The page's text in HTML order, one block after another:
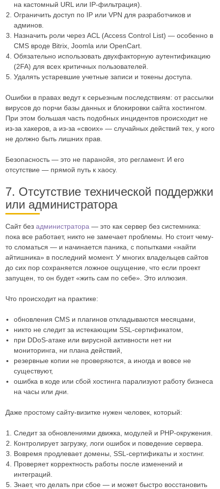
на кастомный URL или IP-фильтрация).
Ограничить доступ по IP или VPN для разработчиков и
админов.
Назначить роли через ACL (Access Control List) — особенно в
CMS вроде Bitrix, Joomla или OpenCart.
Обязательно использовать двухфакторную аутентификацию
(2FA) для всех критичных пользователей.
Удалять устаревшие учетные записи и токены доступа.
Ошибки в правах ведут к серьезным последствиям: от рассылки
вирусов до порчи базы данных и блокировки сайта хостингом.
При этом большая часть подобных инцидентов происходит не
из-за хакеров, а из-за «своих» — случайных действий тех, у кого
не должно быть лишних прав.
Безопасность — это не паранойя, это регламент. И его
отсутствие — прямой путь к хаосу.
7. Отсутствие технической поддержки
или администратора
Сайт без администратора — это как сервер без системника:
пока все работает, никто не замечает проблемы. Но стоит чему-
то сломаться — и начинается паника, с попытками «найти
айтишника» в последний момент. У многих владельцев сайтов
до сих пор сохраняется ложное ощущение, что если проект
запущен, то он будет «жить сам по себе». Это иллюзия.
Что происходит на практике:
обновления CMS и плагинов откладываются месяцами,
никто не следит за истекающим SSL-сертификатом,
при DDoS-атаке или вирусной активности нет ни
мониторинга, ни плана действий,
резервные копии не проверяются, а иногда и вовсе не
существуют,
ошибка в коде или сбой хостинга парализуют работу бизнеса
на часы или дни.
Даже простому сайту-визитке нужен человек, который:
Следит за обновлениями движка, модулей и PHP-окружения.
Контролирует загрузку, логи ошибок и поведение сервера.
Вовремя продлевает домены, SSL-сертификаты и хостинг.
Проверяет корректность работы после изменений и
интеграций.
Знает, что делать при сбое — и может быстро восстановить